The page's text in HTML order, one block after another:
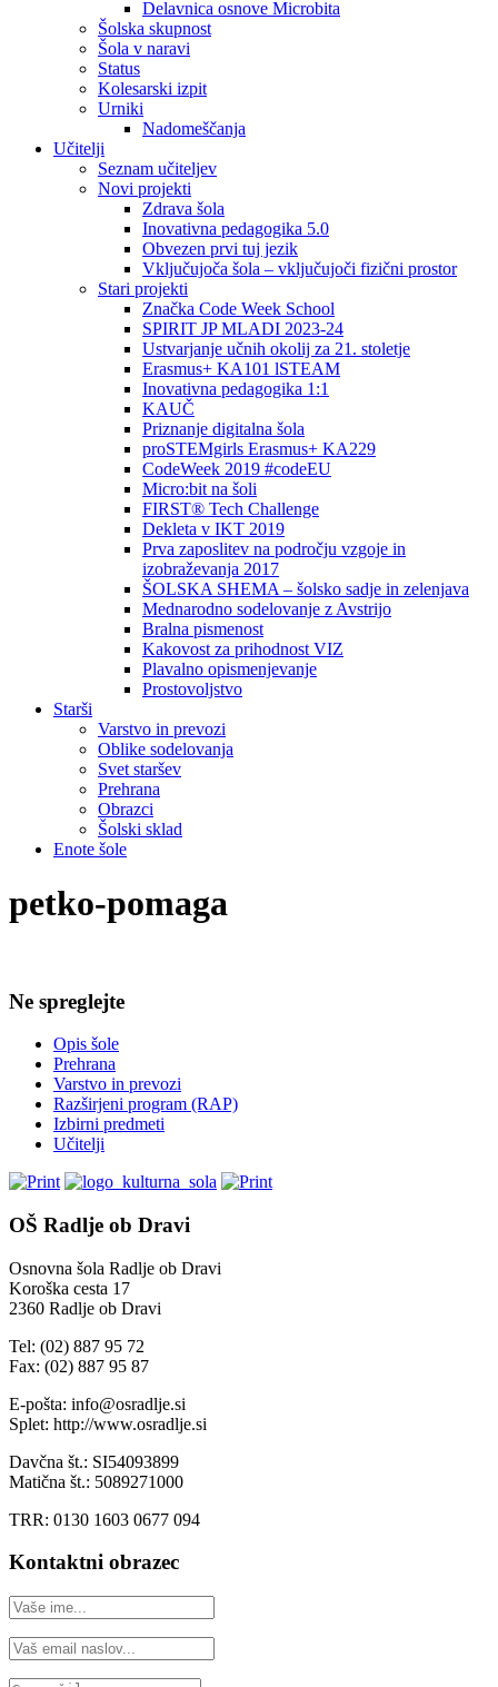
Delavnica osnove Microbita
Šolska skupnost
Šola v naravi
Status
Kolesarski izpit
Urniki
Nadomeščanja
Učitelji
Seznam učiteljev
Novi projekti
Zdrava šola
Inovativna pedagogika 5.0
Obvezen prvi tuj jezik
Vključujoča šola – vključujoči fizični prostor
Stari projekti
Značka Code Week School
SPIRIT JP MLADI 2023-24
Ustvarjanje učnih okolij za 21. stoletje
Erasmus+ KA101 lSTEAM
Inovativna pedagogika 1:1
KAUČ
Priznanje digitalna šola
proSTEMgirls Erasmus+ KA229
CodeWeek 2019 #codeEU
Micro:bit na šoli
FIRST® Tech Challenge
Dekleta v IKT 2019
Prva zaposlitev na področju vzgoje in
izobraževanja 2017
ŠOLSKA SHEMA – šolsko sadje in zelenjava
Mednarodno sodelovanje z Avstrijo
Bralna pismenost
Kakovost za prihodnost VIZ
Plavalno opismenjevanje
Prostovoljstvo
Starši
Varstvo in prevozi
Oblike sodelovanja
Svet staršev
Prehrana
Obrazci
Šolski sklad
Enote šole
petko-pomaga
Ne spreglejte
Opis šole
Prehrana
Varstvo in prevozi
Razširjeni program (RAP)
Izbirni predmeti
Učitelji
OŠ Radlje ob Dravi
Osnovna šola Radlje ob Dravi
Koroška cesta 17
2360 Radlje ob Dravi
Tel: (02) 887 95 72
Fax: (02) 887 95 87
E-pošta: info@osradlje.si
Splet: http://www.osradlje.si
Davčna št.: SI54093899
Matična št.: 5089271000
TRR: 0130 1603 0677 094
Kontaktni obrazec